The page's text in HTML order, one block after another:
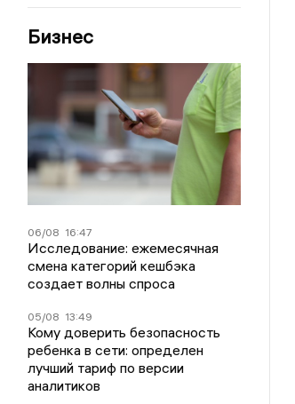
Бизнес
06/08 16:47
Исследование: ежемесячная
смена категорий кешбэка
создает волны спроса
05/08 13:49
Кому доверить безопасность
ребенка в сети: определен
лучший тариф по версии
аналитиков